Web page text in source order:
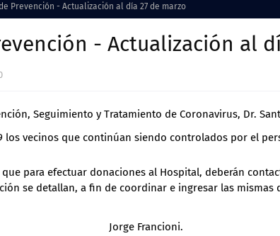
Prevención - Actualización al día 27 de marzo
- Actualización al
Seguimiento y Tratamiento de Coronavirus, Dr.
los vecinos que continúan siendo controlados por el
para efectuar donaciones al Hospital, deberán
se detallan, a fin de coordinar e ingresar las mismas
Jorge Francioni.